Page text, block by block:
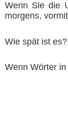
Wenn Sie die
morgens,
Wie spät ist
Wenn Wörter